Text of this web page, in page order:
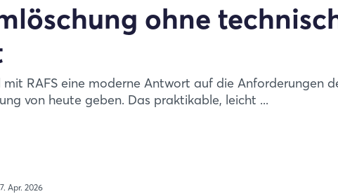
ohne
RAFS eine moderne Antwort auf die Anforderungen
von heute geben. Das praktikable, leicht ...
Apr. 2026
Einloggen
vergessen?